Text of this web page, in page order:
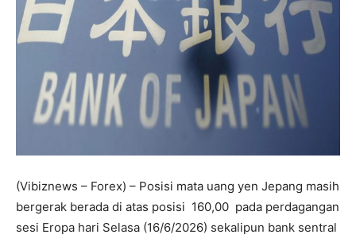
(Vibiznews – Forex) – Posisi mata uang yen Jepang masih
bergerak berada di atas posisi 160,00 pada perdagangan
sesi Eropa hari Selasa (16/6/2026) sekalipun bank sentral